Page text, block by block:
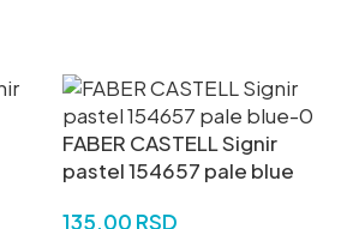
FABER CASTELL Signir
pastel 154657 pale blue
135,00 RSD